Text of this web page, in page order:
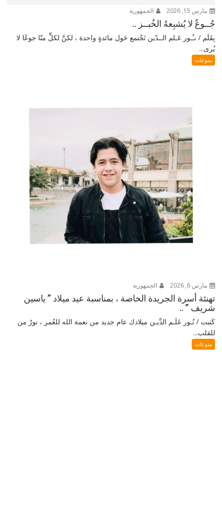
مارس 15, 2026 الجمهورية
جُــوعٌ لا يُشبِعهُ الخُبــز ..
بِقَلَم / نـُـور عَـلم الــدّين نَجْتمع حَول مائدةٍ واحدة ، لكنَّ لكلٍّ منّا جوعًا لا
يُرى...
منوعات
مارس 6, 2026 الجمهورية
تهنئة أسرة الجريدة الخاصة ، بمناسبة عيد ميلاد ” ياسين
شريف ” ..
كَتبت / نُـور عَلَـم الدِّيـن ميلادك عام جديد من نعمة الله للعُمر ، نورٌ من
للقلب...
منوعات